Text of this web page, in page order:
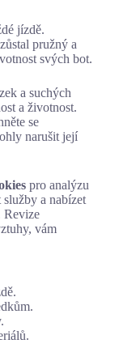
jízdě.
pružný a
svých bot.
a suchých
a životnost.
se
narušit její
pro analýzu
a nabízet
Revize
vám